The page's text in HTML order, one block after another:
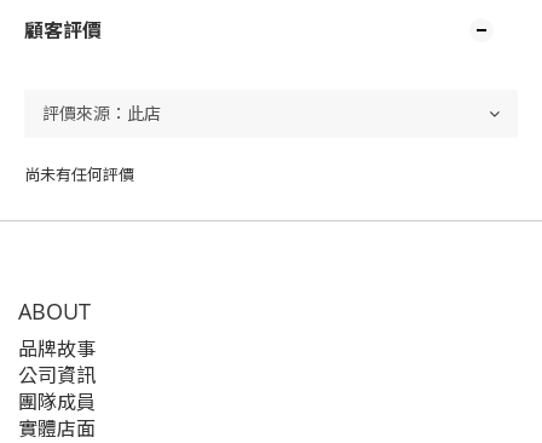
顧客評價
尚未有任何評價
ABOUT
品牌故事
公司資訊
團隊成員
實體店面